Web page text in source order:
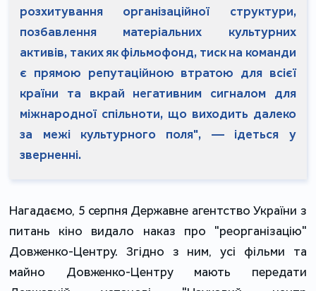
розхитування організаційної структури,
позбавлення матеріальних культурних
активів, таких як фільмофонд, тиск на команди
є прямою репутаційною втратою для всієї
країни та вкрай негативним сигналом для
міжнародної спільноти, що виходить далеко
за межі культурного поля", — ідеться у
зверненні.
Нагадаємо, 5 серпня Державне агентство України з
питань кіно видало наказ про "реорганізацію"
Довженко-Центру. Згідно з ним, усі фільми та
майно Довженко-Центру мають передати